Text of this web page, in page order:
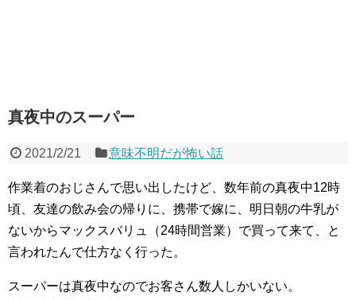
真夜中のスーパー
2021/2/21 意味不明だが怖い話
作業着のおじさんで思い出したけど、数年前の真夜中12時
頃、友達の飲み会の帰りに、携帯で嫁に、明日朝の牛乳が
ないからマックスバリュ（24時間営業）で買って来て、と
言われたんで仕方なく行った。
スーパーは真夜中なのでお客さん数人しかいない。